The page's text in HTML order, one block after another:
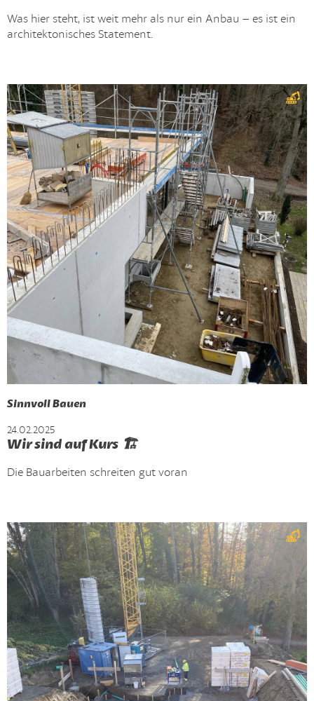
Was hier steht, ist weit mehr als nur ein Anbau – es ist ein
architektonisches Statement.
Sinnvoll Bauen
24.02.2025
Wir sind auf Kurs 🏗️
Die Bauarbeiten schreiten gut voran